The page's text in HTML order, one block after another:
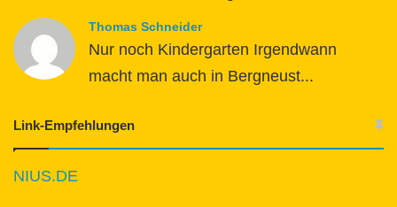
Thomas Schneider
Nur noch Kindergarten Irgendwann
macht man auch in Bergneust...
Link-Empfehlungen
NIUS.DE